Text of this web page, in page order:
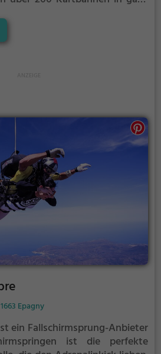
deinem Kart um die Kurven
Epagny
ein Fallschirmsprung-Anbieter
ist die perfekte